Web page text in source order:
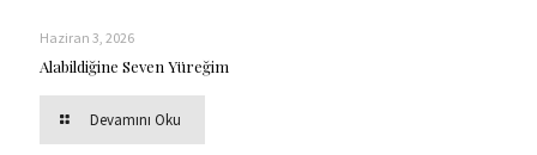
Haziran 3, 2026
Alabildiğine Seven Yüreğim
Devamını Oku